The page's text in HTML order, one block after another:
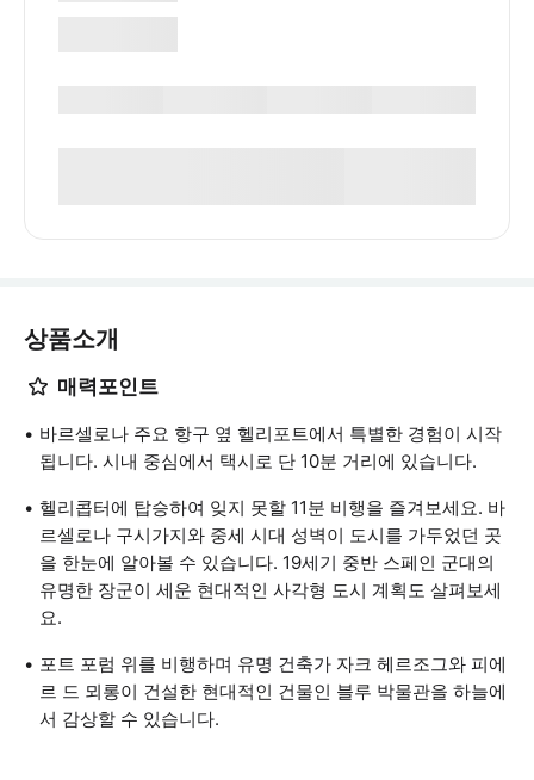
상품소개
매력포인트
바르셀로나 주요 항구 옆 헬리포트에서 특별한 경험이 시작
됩니다. 시내 중심에서 택시로 단 10분 거리에 있습니다.
헬리콥터에 탑승하여 잊지 못할 11분 비행을 즐겨보세요. 바
르셀로나 구시가지와 중세 시대 성벽이 도시를 가두었던 곳
을 한눈에 알아볼 수 있습니다. 19세기 중반 스페인 군대의
유명한 장군이 세운 현대적인 사각형 도시 계획도 살펴보세
요.
포트 포럼 위를 비행하며 유명 건축가 자크 헤르조그와 피에
르 드 뫼롱이 건설한 현대적인 건물인 블루 박물관을 하늘에
서 감상할 수 있습니다.